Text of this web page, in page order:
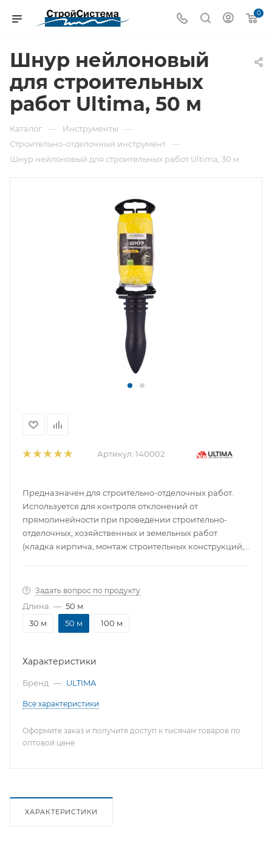
0
Шнур нейлоновый
для строительных
работ Ultima, 50 м
Каталог — Инструменты —
Строительно-отделочный инструмент —
Шнур нейлоновый для строительных работ Ultima, 30 м
Артикул: 140002
Предназначен для строительно-отделочных работ.
Используется для контроля отклонений от
прямолинейности при проведении строительно-
отделочных, хозяйственных и земельных работ
(кладка кирпича, монтаж строительных конструкций,
удобной работы катушка снабжена рукояткой из
Задать вопрос по продукту
Длина — 50 м
30 м
50 м 100 м
Характеристики
Бренд — ULTIMA
Все характеристики
Оформите заказ и получите доступ к тысячам товаров по
оптовой цене
ХАРАКТЕРИСТИКИ